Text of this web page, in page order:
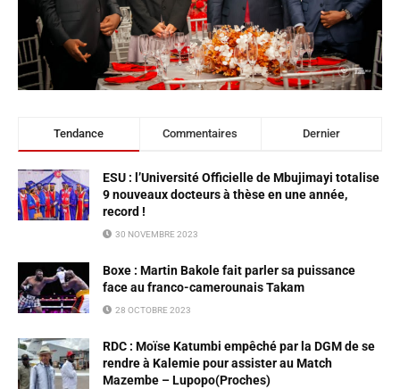
Tendance Commentaires Dernier
ESU : l’Université Officielle de Mbujimayi totalise
9 nouveaux docteurs à thèse en une année,
record !
30 NOVEMBRE 2023
Boxe : Martin Bakole fait parler sa puissance
face au franco-camerounais Takam
28 OCTOBRE 2023
RDC : Moïse Katumbi empêché par la DGM de se
rendre à Kalemie pour assister au Match
Mazembe – Lupopo(Proches)